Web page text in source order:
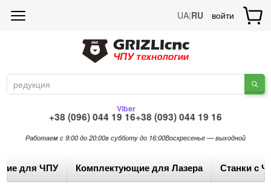
UA|RU войти
+38 (096) 044 19 16
Viber
+38 (093) 044 19 16
Работаем с 9:00 до 20:00в субботу до 16:00Воскресенье — выходной
для ЧПУ Комплектующие для Лазера Станки с